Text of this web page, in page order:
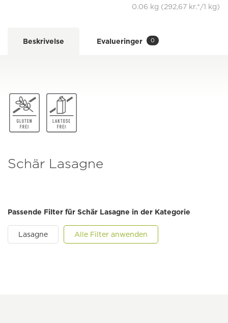
0.06 kg (292,67 kr.*/1 kg)
Beskrivelse Evalueringer 0
Schär Lasagne
Passende Filter für Schär Lasagne in der Kategorie
Lasagne Alle Filter anwenden